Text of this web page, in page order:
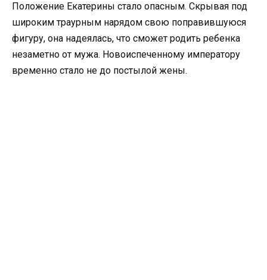
Положение Екатерины стало опасным. Скрывая под
широким траурным нарядом свою поправившуюся
фигуру, она надеялась, что сможет родить ребенка
незаметно от мужа. Новоиспеченному императору
временно стало не до постылой жены.